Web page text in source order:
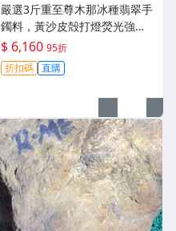
嚴選3斤重至尊木那冰種翡翠手
鐲料，黃沙皮殻打燈熒光強
烈，水頭極佳，種水化開石型
規整，皮殼完整無損。適合做
手鐲、掛件或雕刻，保留原礦
$ 6,160 95折
折扣碼 直購